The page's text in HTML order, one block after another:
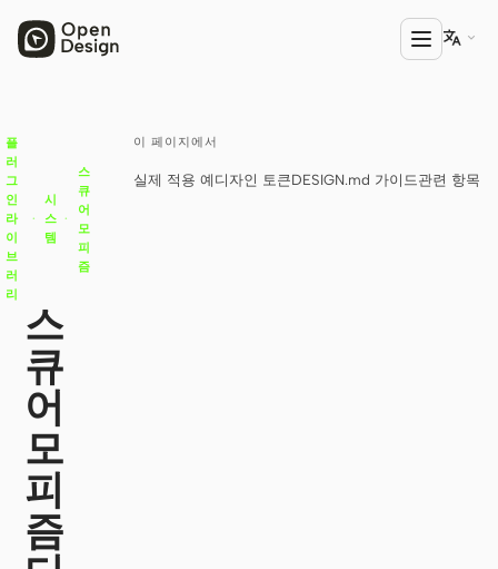
Open Design
HTML Anything
HTML Video
Codex Slides
Open Design Plugin
Codex
Claude Code

이 페이지에서
실제 적용 예 디자인 토큰DESIGN.md 가이드관련 항목
플
러
그
인
라
이
브
러
리
·
시
스
템
·
스
큐
어
모
피
즘
스
큐
어
모
피
즘